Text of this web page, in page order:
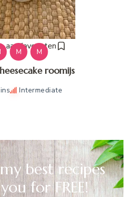
aan favorieten
M M
roomijs
Intermediate
best recipes
for FREE!